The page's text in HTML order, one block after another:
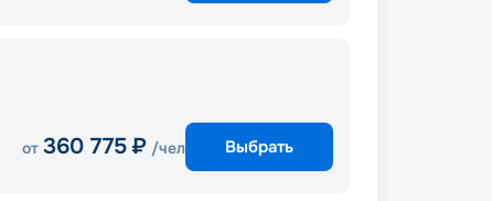
от 360 775 ₽ /чел Выбрать